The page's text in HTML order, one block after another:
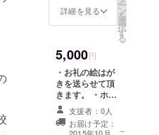
す。
詳細を見る ー
ン
を
選
択
す
る
5,000円
・お礼の絵はが
きを送らせて頂
きます。 ・ホー
ムページであな
たのお名前また
はロゴを掲載さ
支援者：0人
お届け予定：